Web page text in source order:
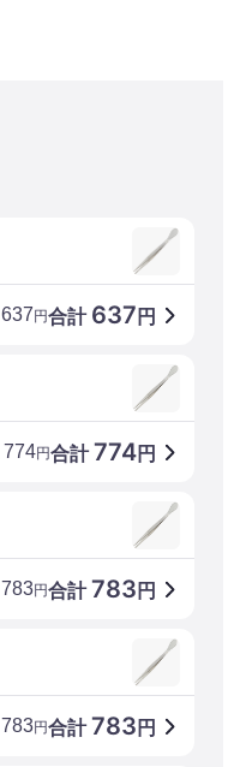
合計 637 円
637円
合計774円
774円
合計783 円
783円
合計783 円
783円